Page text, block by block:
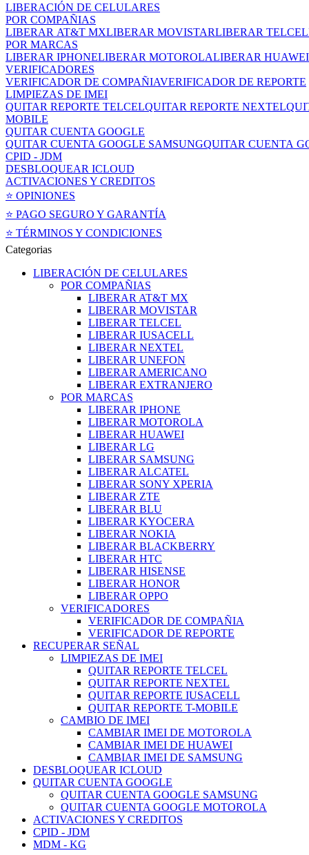
LIBERACIÓN DE CELULARES
POR COMPAÑIAS
LIBERAR AT&T MXLIBERAR MOVISTARLIBERAR TELCEL
POR MARCAS
LIBERAR IPHONELIBERAR MOTOROLALIBERAR HUAWEI
VERIFICADORES
VERIFICADOR DE COMPAÑIAVERIFICADOR DE REPORTE
LIMPIEZAS DE IMEI
QUITAR REPORTE TELCELQUITAR REPORTE NEXTEL
MOBILE
QUITAR CUENTA GOOGLE
QUITAR CUENTA GOOGLE SAMSUNGQUITAR CUENTA
CPID - JDM
DESBLOQUEAR ICLOUD
ACTIVACIONES Y CREDITOS
⭐ OPINIONES
⭐ PAGO SEGURO Y GARANTÍA
⭐ TÉRMINOS Y CONDICIONES
Categorias
LIBERACIÓN DE CELULARES
POR COMPAÑIAS
LIBERAR AT&T MX
LIBERAR MOVISTAR
LIBERAR TELCEL
LIBERAR IUSACELL
LIBERAR NEXTEL
LIBERAR UNEFON
LIBERAR AMERICANO
LIBERAR EXTRANJERO
POR MARCAS
LIBERAR IPHONE
LIBERAR MOTOROLA
LIBERAR HUAWEI
LIBERAR LG
LIBERAR SAMSUNG
LIBERAR ALCATEL
LIBERAR SONY XPERIA
LIBERAR ZTE
LIBERAR BLU
LIBERAR KYOCERA
LIBERAR NOKIA
LIBERAR BLACKBERRY
LIBERAR HTC
LIBERAR HISENSE
LIBERAR HONOR
LIBERAR OPPO
VERIFICADORES
VERIFICADOR DE COMPAÑIA
VERIFICADOR DE REPORTE
RECUPERAR SEÑAL
LIMPIEZAS DE IMEI
QUITAR REPORTE TELCEL
QUITAR REPORTE NEXTEL
QUITAR REPORTE IUSACELL
QUITAR REPORTE T-MOBILE
CAMBIO DE IMEI
CAMBIAR IMEI DE MOTOROLA
CAMBIAR IMEI DE HUAWEI
CAMBIAR IMEI DE SAMSUNG
DESBLOQUEAR ICLOUD
QUITAR CUENTA GOOGLE
QUITAR CUENTA GOOGLE SAMSUNG
QUITAR CUENTA GOOGLE MOTOROLA
ACTIVACIONES Y CREDITOS
CPID - JDM
MDM - KG